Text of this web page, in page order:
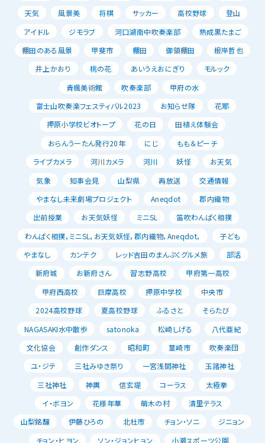
天気
風景美 将棋 サッカー 高校野球
登山
アイドル
ジモラブ 河口湖南中吹奏楽部
熟成黒たまご
棚田のある風景
甲斐市 棚田 御領棚田
根岸哲也
井上かおり
桃の花 あいうえおにぎり
モルック
青楓美術館
吹奏楽部
甲府の水
富士山吹奏楽フェスティバル2023
お知らせ隊
花耶
押原小学校ビオトープ
花の日
田植え体験会
おらんうーたん発行20年
にじ
もも＆ピーチ
ライブカメラ
河川カメラ 河川 妖怪
お天気
気象
知事会見 山梨県 再放送
交通情報
やまなし未来劇場プロジェクト
Aneqdot
郡内織物
出前授業
お天気妖怪 ミニSL
笛吹わんぱく相撲
わんぱく相撲，ミニSL，お天気妖怪，郡内織物，Aneqdot，
子ども
やまなし
カンテク レッド吉田のまんぷくグルメ旅
部活
新府城
お新府さん 習志野高校
甲府第一高校
甲府西高校
巨摩高校 押原中学校
中央市
2024高校野球
夏高校野球 ふるさと
そらたび
NAGASAKI水中散歩
satonoka 松崎しげる
八代亜紀
文化協会
創作ダンス 昭和町 韮崎市
吹奏楽団
ユ・ジテ
三社みゆき祭り 一宮浅間神社
玉諸神社
三社神社
神輿 信玄堤 コーラス
太極拳
イ・ボヨン
花様年華 萌木の村
清里テラス
山梨銘醸
伊藤ひろの 北杜市 チョン・ソニ
ジニョン
チョン・ヒヨン
ソン・ジョンヒョン 小瀬スポーツ公園